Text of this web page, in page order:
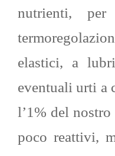
nutrienti,
elastici, a
eventuali urti a
l’1% del
poco reattivi,